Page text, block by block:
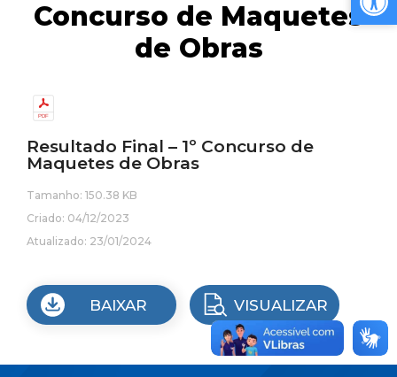
Concurso de Maquetes
de Obras
Resultado Final – 1º Concurso de
Maquetes de Obras
Tamanho: 150.38 KB
Criado: 04/12/2023
Atualizado: 23/01/2024
BAIXAR VISUALIZAR